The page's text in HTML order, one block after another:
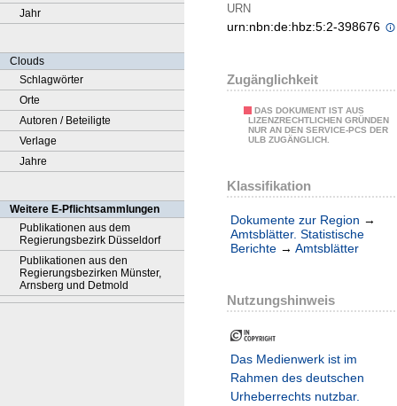
Jahr
Clouds
Schlagwörter
Orte
Autoren / Beteiligte
Verlage
Jahre
Weitere E-Pflichtsammlungen
Publikationen aus dem
Regierungsbezirk Düsseldorf
Publikationen aus den
Regierungsbezirken Münster,
Arnsberg und Detmold
URN
urn:nbn:de:hbz:5:2-398676
Zugänglichkeit
DAS DOKUMENT IST AUS
LIZENZRECHTLICHEN GRÜNDEN
NUR AN DEN SERVICE-PCS DER
ULB ZUGÄNGLICH.
Klassifikation
Dokumente zur Region →
Amtsblätter. Statistische
Berichte → Amtsblätter
Nutzungshinweis
Das Medienwerk ist im
Rahmen des deutschen
Urheberrechts nutzbar.